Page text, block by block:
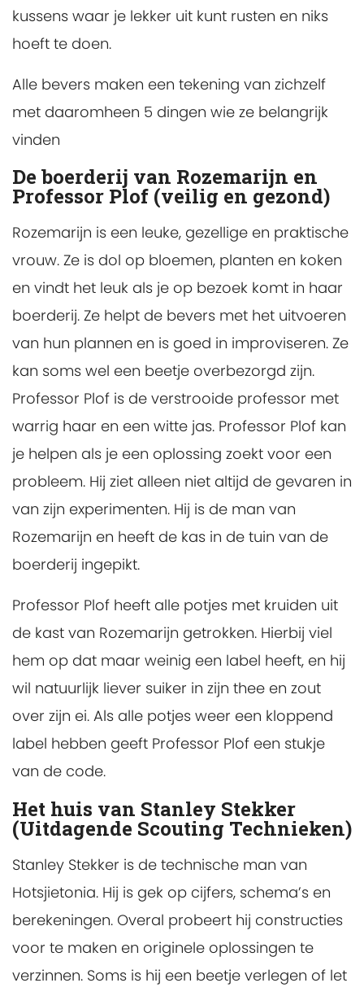
kussens waar je lekker uit kunt rusten en niks
hoeft te doen.
Alle bevers maken een tekening van zichzelf
met daaromheen 5 dingen wie ze belangrijk
vinden
De boerderij van Rozemarijn en
Professor Plof (veilig en gezond)
Rozemarijn is een leuke, gezellige en praktische
vrouw. Ze is dol op bloemen, planten en koken
en vindt het leuk als je op bezoek komt in haar
boerderij. Ze helpt de bevers met het uitvoeren
van hun plannen en is goed in improviseren. Ze
kan soms wel een beetje overbezorgd zijn.
Professor Plof is de verstrooide professor met
warrig haar en een witte jas. Professor Plof kan
je helpen als je een oplossing zoekt voor een
probleem. Hij ziet alleen niet altijd de gevaren in
van zijn experimenten. Hij is de man van
Rozemarijn en heeft de kas in de tuin van de
boerderij ingepikt.
Professor Plof heeft alle potjes met kruiden uit
de kast van Rozemarijn getrokken. Hierbij viel
hem op dat maar weinig een label heeft, en hij
wil natuurlijk liever suiker in zijn thee en zout
over zijn ei. Als alle potjes weer een kloppend
label hebben geeft Professor Plof een stukje
van de code.
Het huis van Stanley Stekker
(Uitdagende Scouting Technieken)
Stanley Stekker is de technische man van
Hotsjietonia. Hij is gek op cijfers, schema’s en
berekeningen. Overal probeert hij constructies
voor te maken en originele oplossingen te
verzinnen. Soms is hij een beetje verlegen of let